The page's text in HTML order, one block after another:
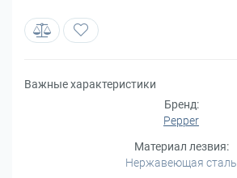
Важные характеристики
Бренд:
Pepper
Материал лезвия:
Нержавеющая сталь